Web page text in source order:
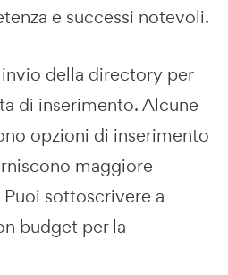
e successi notevoli.
della directory per
di inserimento. Alcune
opzioni di inserimento
maggiore
sottoscrivere a
budget per la